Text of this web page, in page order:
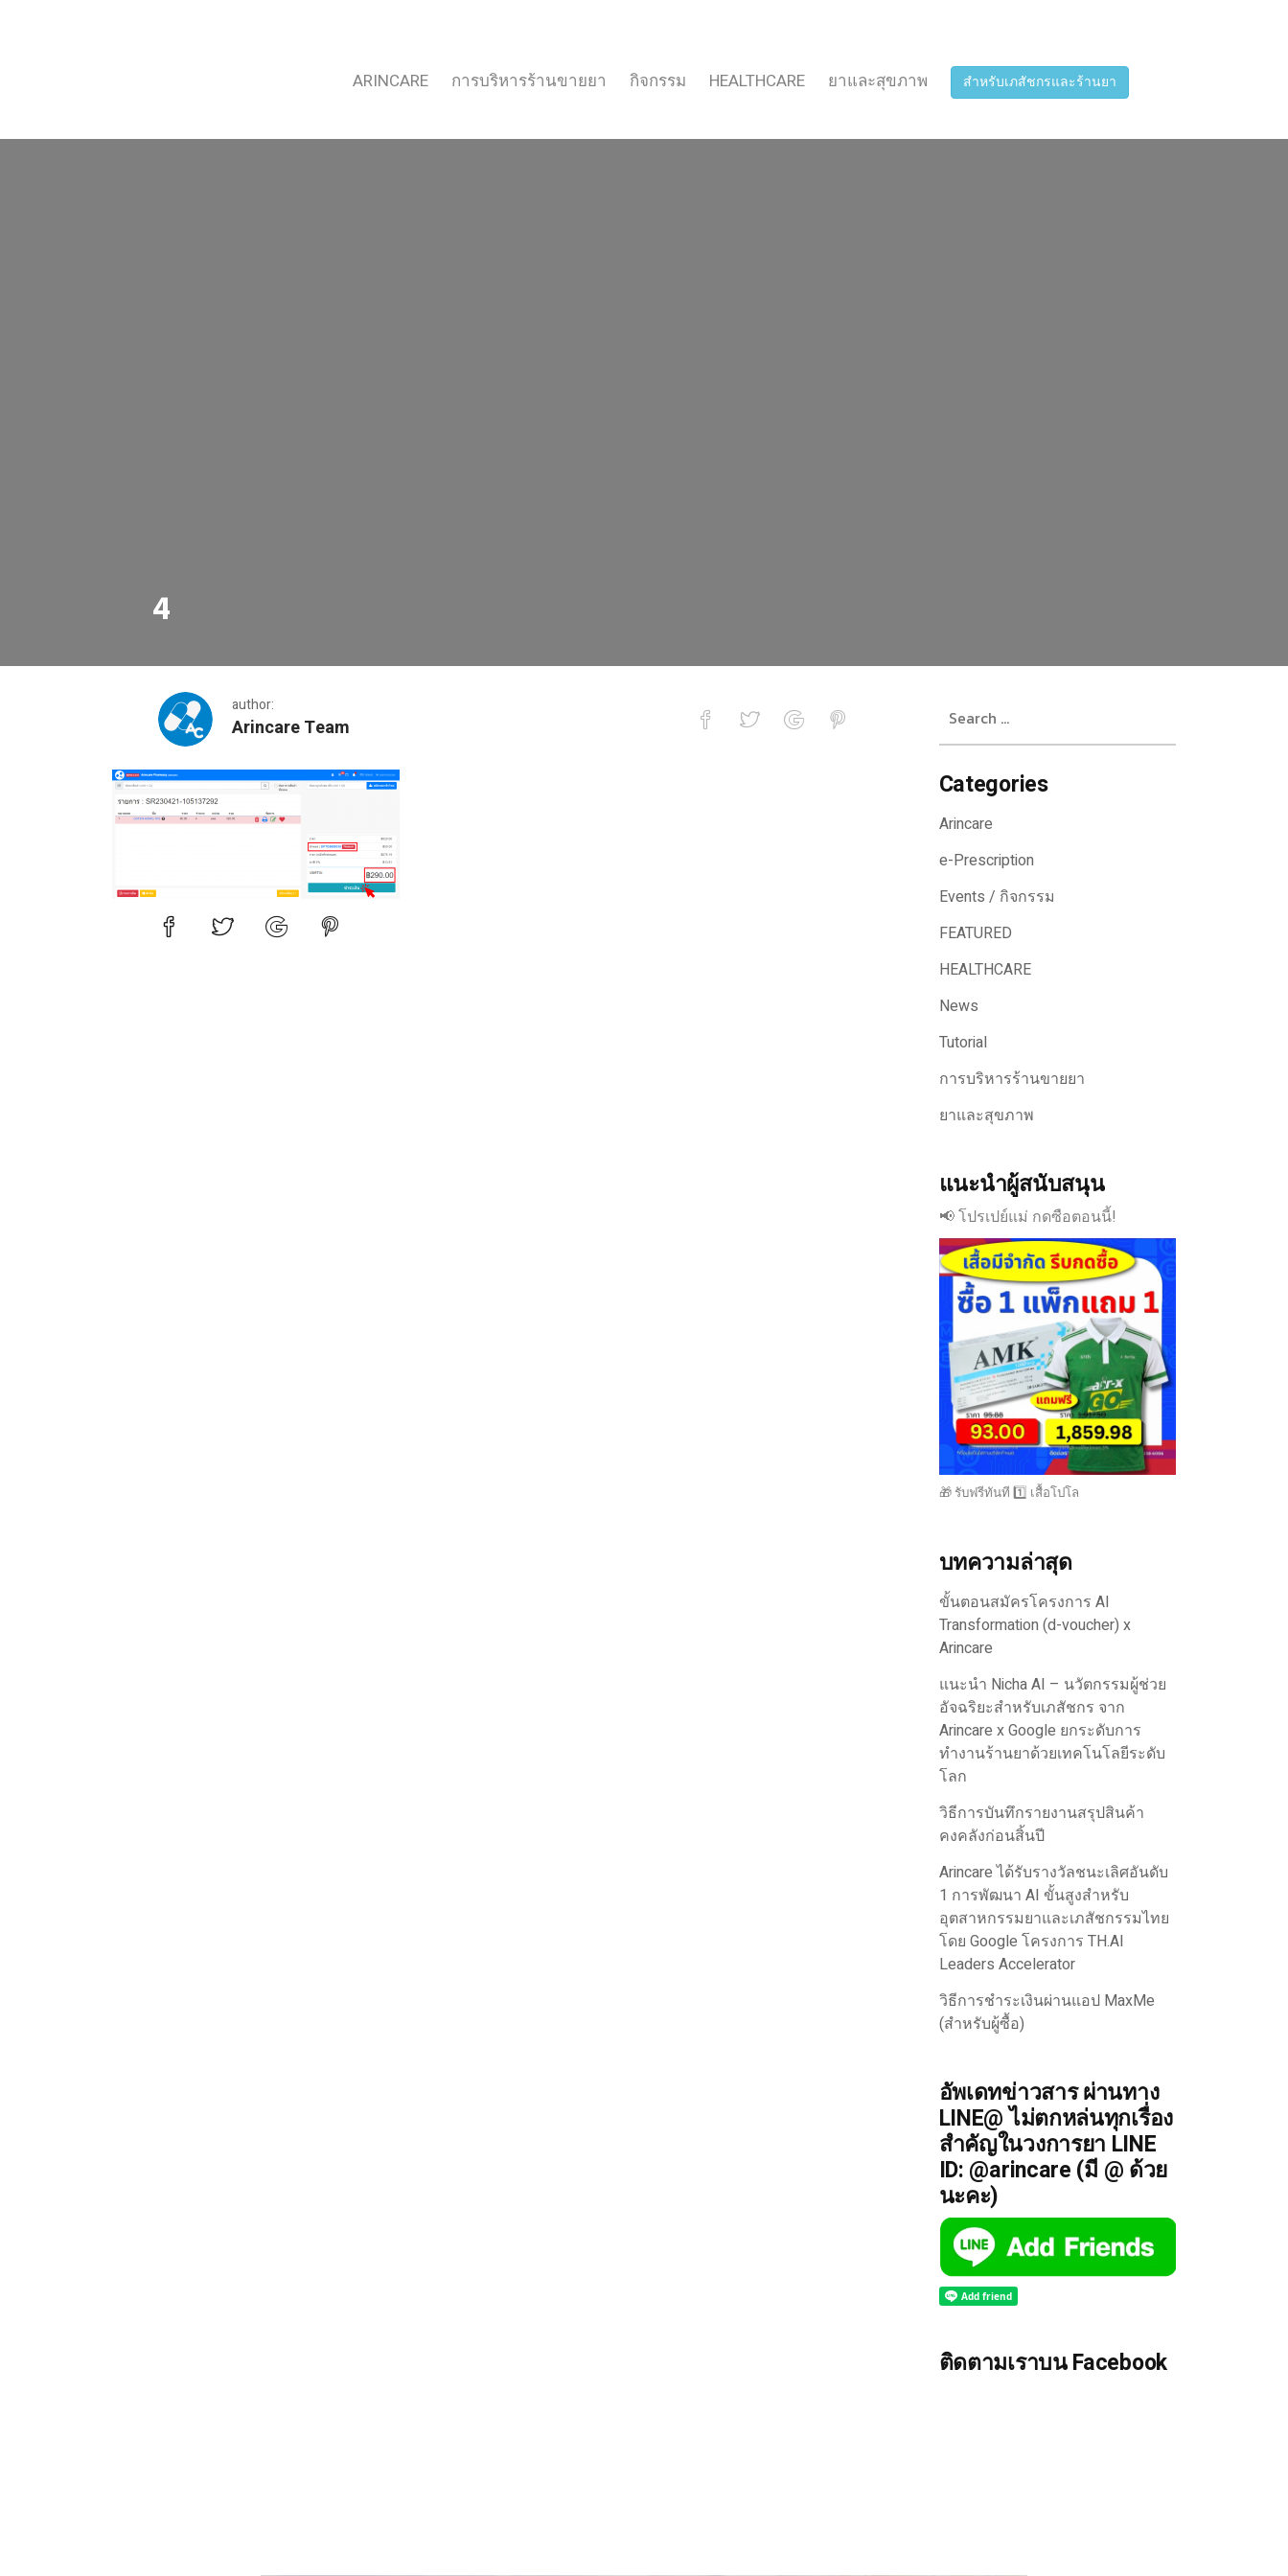
ARINCARE การบริหารร้านขายยา กิจกรรม HEALTHCARE ยาและสุขภาพ สำหรับเภสัชกรและร้านยา
4
author:
Arincare Team
4
for:
Categories
Arincare
e-Prescription
Events / กิจกรรม
FEATURED
HEALTHCARE
News
Tutorial
การบริหารร้านขายยา
ยาและสุขภาพ
แนะนำผู้สนับสนุน
📢 โปรเปย์แม่ กดซือตอนนี้!
🎁 รับฟรีทันที 1️⃣ เสื้อโปโล
บทความล่าสุด
ขั้นตอนสมัครโครงการ AI
Transformation (d-voucher) x
Arincare
แนะนำ Nicha AI – นวัตกรรมผู้ช่วย
อัจฉริยะสำหรับเภสัชกร จาก
Arincare x Google ยกระดับการ
ทำงานร้านยาด้วยเทคโนโลยีระดับ
โลก
วิธีการบันทึกรายงานสรุปสินค้า
คงคลังก่อนสิ้นปี
Arincare ได้รับรางวัลชนะเลิศอันดับ
1 การพัฒนา AI ขั้นสูงสำหรับ
อุตสาหกรรมยาและเภสัชกรรมไทย
โดย Google โครงการ TH.AI
Leaders Accelerator
วิธีการชำระเงินผ่านแอป MaxMe
(สำหรับผู้ซื้อ)
อัพเดทข่าวสาร ผ่านทาง
LINE@ ไม่ตกหล่นทุกเรื่อง
สำคัญในวงการยา LINE
ID: @arincare (มี @ ด้วย
นะคะ)
ติดตามเราบน Facebook